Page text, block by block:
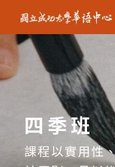
國
立
成
大
學
NCKU KCLC
四季班
課程以實用性